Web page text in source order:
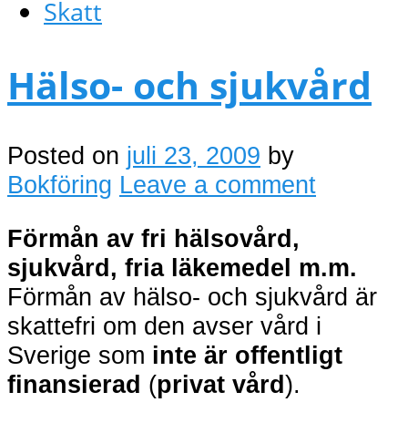
Skatt
Hälso- och sjukvård
Posted on juli 23, 2009 by
Bokföring Leave a comment
Förmån av fri hälsovård,
sjukvård, fria läkemedel m.m.
Förmån av hälso- och sjukvård är
skattefri om den avser vård i
Sverige som inte är offentligt
finansierad (privat vård).